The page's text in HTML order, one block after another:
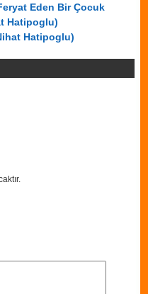
Eden Bir Çocuk
Hatipoglu)
Hatipoglu)